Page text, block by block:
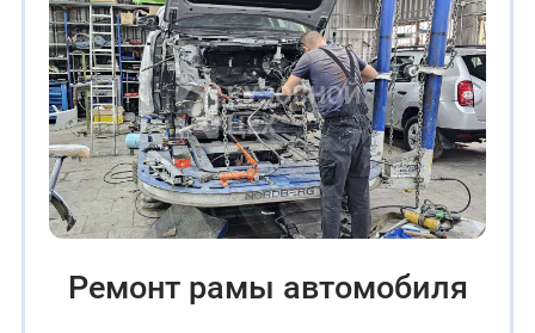
Ремонт рамы автомобиля